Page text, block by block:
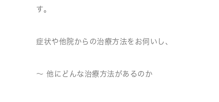
す。
症状や他院からの治療方法をお伺いし、
～ 他にどんな治療方法があるのか